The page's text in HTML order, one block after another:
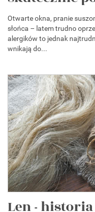
Otwarte okna, pranie
słońca – latem trudno
alergików to jednak
wnikają do...
Len -